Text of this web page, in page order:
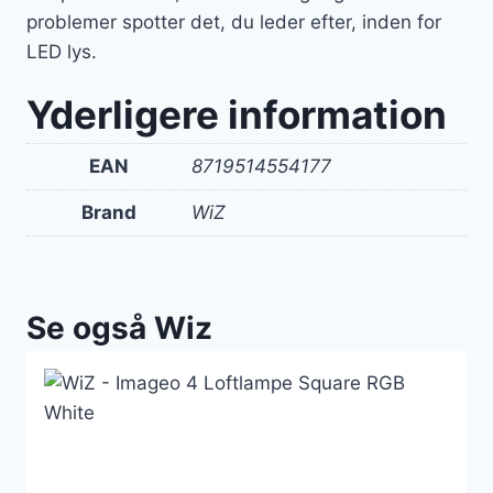
problemer spotter det, du leder efter, inden for
LED lys.
Yderligere information
EAN 8719514554177
Brand WiZ
Se også Wiz